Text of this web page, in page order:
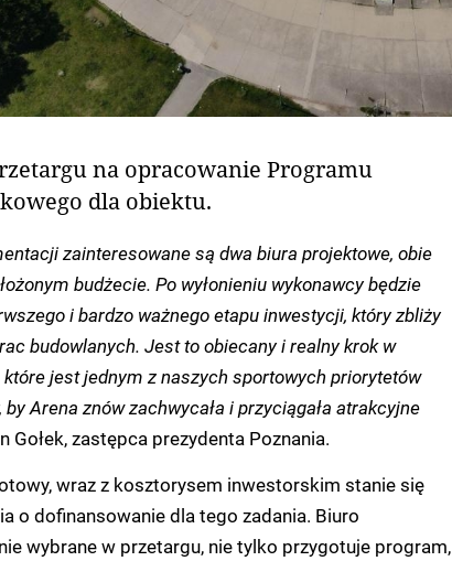
na opracowanie Programu
dla obiektu.
zainteresowane są dwa biura projektowe, obie
budżecie. Po wyłonieniu wykonawcy będzie
i bardzo ważnego etapu inwestycji, który zbliży
budowlanych. Jest to obiecany i realny krok w
jest jednym z naszych sportowych priorytetów
Arena znów zachwycała i przyciągała atrakcyjne
Gołek, zastępca prezydenta Poznania.
wraz z kosztorysem inwestorskim stanie się
o dofinansowanie dla tego zadania. Biuro
wybrane w przetargu, nie tylko przygotuje program,